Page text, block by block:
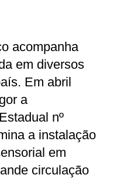
acompanha
em diversos
Em abril
a
nº
a instalação
em
circulação